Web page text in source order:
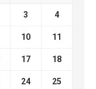
3 4
10 11
17 18
24 25